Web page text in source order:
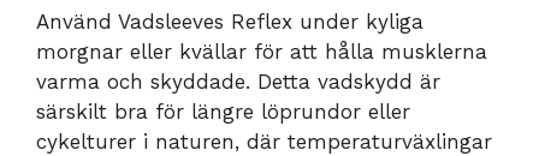
Använd Vadsleeves Reflex under kyliga
morgnar eller kvällar för att hålla musklerna
varma och skyddade. Detta vadskydd är
särskilt bra för längre löprundor eller
cykelturer i naturen, där temperaturväxlingar